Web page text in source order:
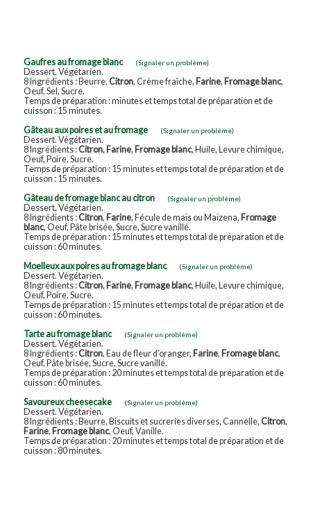
Gaufres au fromage blanc (Signaler un problème)
Dessert. Végétarien.
8 Ingrédients : Beurre, Citron, Crème fraîche, Farine, Fromage blanc,
Oeuf, Sel, Sucre.
Temps de préparation : minutes et temps total de préparation et de
cuisson : 15 minutes.
Gâteau aux poires et au fromage
(Signaler un problème)
Dessert. Végétarien.
8 Ingrédients :Citron, Farine, Fromage blanc, Huile, Levure chimique,
Oeuf, Poire, Sucre.
Temps de préparation : 15 minutes et temps total de préparation et de
cuisson : 15 minutes.
Gâteau de fromage blanc au citron
(Signaler un problème)
Dessert. Végétarien.
8 Ingrédients :Citron, Farine, Fécule de maïs ou Maïzena, Fromage
blanc, Oeuf, Pâte brisée, Sucre, Sucre vanillé.
Temps de préparation : 15 minutes et temps total de préparation et de
cuisson : 60 minutes.
Moelleux aux poires au fromage blanc
(Signaler un problème)
Dessert. Végétarien.
8 Ingrédients :Citron, Farine, Fromage blanc, Huile, Levure chimique,
Oeuf, Poire, Sucre.
Temps de préparation : 15 minutes et temps total de préparation et de
cuisson : 60 minutes.
Tarte au fromage blanc
(Signaler un problème)
Dessert. Végétarien.
8 Ingrédients :Citron, Eau de fleur d'oranger, Farine, Fromage blanc,
Oeuf, Pâte brisée, Sucre, Sucre vanillé.
Temps de préparation : 20 minutes et temps total de préparation et de
cuisson : 60 minutes.
Savoureux cheesecake
(Signaler un problème)
Dessert. Végétarien.
8 Ingrédients : Beurre, Biscuits et sucreries diverses, Cannelle, Citron,
Farine, Fromage blanc, Oeuf, Vanille.
Temps de préparation : 20 minutes et temps total de préparation et de
cuisson : 80 minutes.